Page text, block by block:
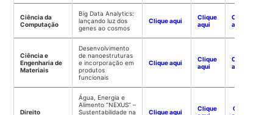
Ciência da
Computação
Big Data Analytics:
lançando luz dos
genes ao cosmos
Clique aqui
Clique
aqui
Clique
aqui
Ciência e
Engenharia de
Materiais
Desenvolvimento
de nanoestruturas
e incorporação em
produtos
funcionais
Clique aqui
Clique
aqui
Clique
aqui
Direito
Água, Energia e
Alimento “NEXUS” –
Sustentabilidade na
Clique aqui
Clique
Clique